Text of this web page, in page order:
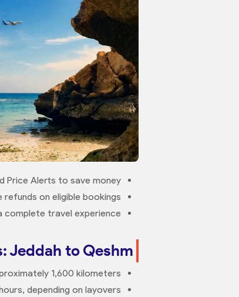
Price Alerts to save money.
on eligible bookings.
complete travel experience.
Jeddah to Qeshm
1,600 kilometers.
depending on layovers.